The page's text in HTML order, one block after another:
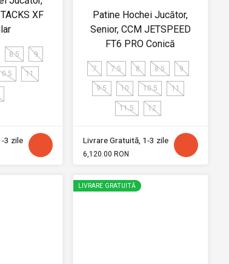
XF
8.5 9
11
3 zile
Patine Hochei Jucător,
Senior, CCM JETSPEED
FT6 PRO Conică
7 7.5 8 8.5 9
9.5 10 10.5 11
11.5 12
Livrare Gratuită, 1-3 zile
6,120.00 RON
LIVRARE GRATUITĂ